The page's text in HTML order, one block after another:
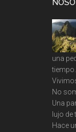
una
tiempo.
No
Una
lujo
Hace